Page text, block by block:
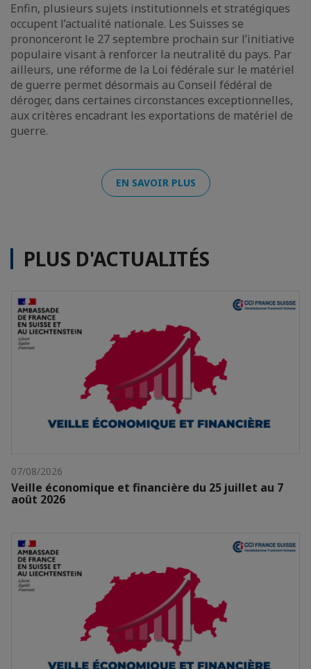
Enfin, plusieurs sujets institutionnels et stratégiques
occupent l’actualité nationale. Les Suisses se
prononceront le 27 septembre prochain sur l’initiative
populaire visant à renforcer la neutralité du pays. Par
ailleurs, une réforme de la Loi fédérale sur le matériel
de guerre permet désormais au Conseil fédéral de
déroger, dans certaines circonstances exceptionnelles,
aux critères encadrant les exportations de matériel de
guerre.
EN SAVOIR PLUS
PLUS D'ACTUALITÉS
07/08/2026
Veille économique et financière du 25 juillet au 7
août 2026